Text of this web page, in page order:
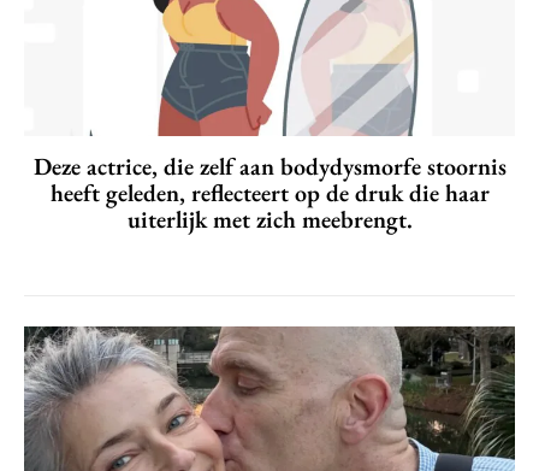
Deze actrice, die zelf aan bodydysmorfe stoornis
heeft geleden, reflecteert op de druk die haar
uiterlijk met zich meebrengt.